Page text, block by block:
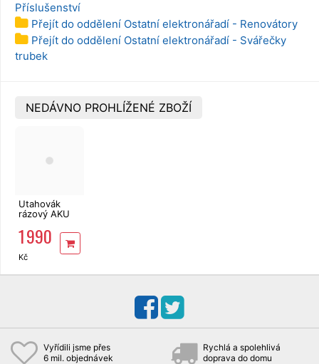
Příslušenství
Přejít do oddělení Ostatní elektronářadí - Renovátory
Přejít do oddělení Ostatní elektronářadí - Svářečky
trubek
NEDÁVNO PROHLÍŽENÉ ZBOŽÍ
Utahovák
rázový AKU
EXTOL
Industrial
1 990
Kč
Vyřídili jsme přes
6 mil. objednávek
Rychlá a spolehlivá
doprava do domu